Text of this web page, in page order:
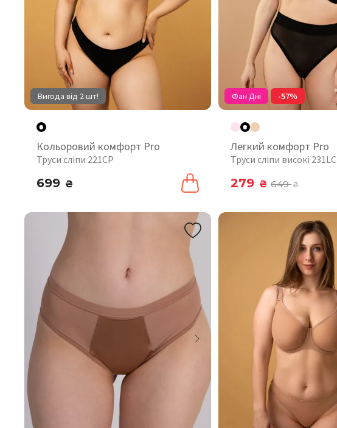
Вигода від 2 шт!
Кольоровий комфорт Pro
Труси сліпи 221CP
699 ₴
Фан Дні -57%
Легкий комфорт Pro
Труси сліпи високі 231LC
279 ₴ 649₴